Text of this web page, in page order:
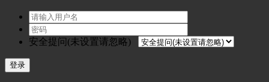
安全提问(未设置请忽略)
登录